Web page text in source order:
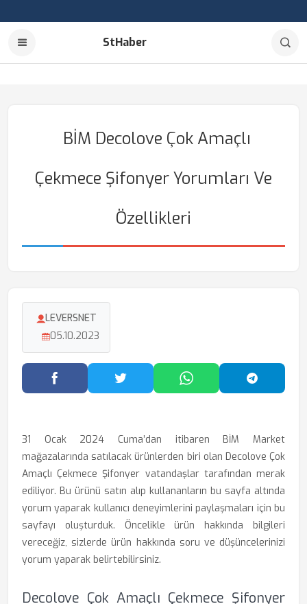
StHaber
BİM Decolove Çok Amaçlı
Çekmece Şifonyer Yorumları Ve
Özellikleri
LEVERSNET
05.10.2023
Facebook'ta PaylaşTwitter'da PaylaşWhatsApp'ta Paylaş
31 Ocak 2024 Cuma’dan itibaren BİM Market
mağazalarında satılacak ürünlerden biri olan Decolove Çok
Amaçlı Çekmece Şifonyer vatandaşlar tarafından merak
ediliyor. Bu ürünü satın alıp kullananların bu sayfa altında
yorum yaparak kullanıcı deneyimlerini paylaşmaları için bu
sayfayı oluşturduk. Öncelikle ürün hakkında bilgileri
vereceğiz, sizlerde ürün hakkında soru ve düşüncelerinizi
yorum yaparak belirtebilirsiniz.
Decolove Çok Amaçlı Çekmece Şifonyer